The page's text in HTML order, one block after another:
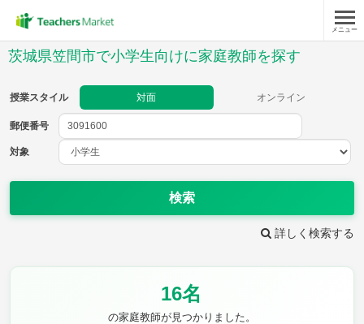
メニュー
茨城県笠間市で小学生向けに家庭教師を探す
授業スタイル 対面 オンライン
郵便番号
対象
検索
詳しく検索する
16名
の家庭教師が見つかりました。
郵便番号
教科
理科